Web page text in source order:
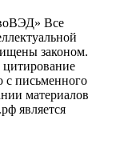
Все
законом.
с письменного
материалов
является